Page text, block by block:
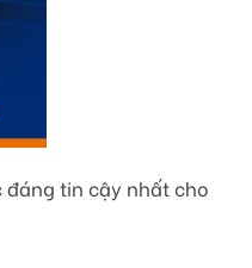
đáng tin cậy nhất cho